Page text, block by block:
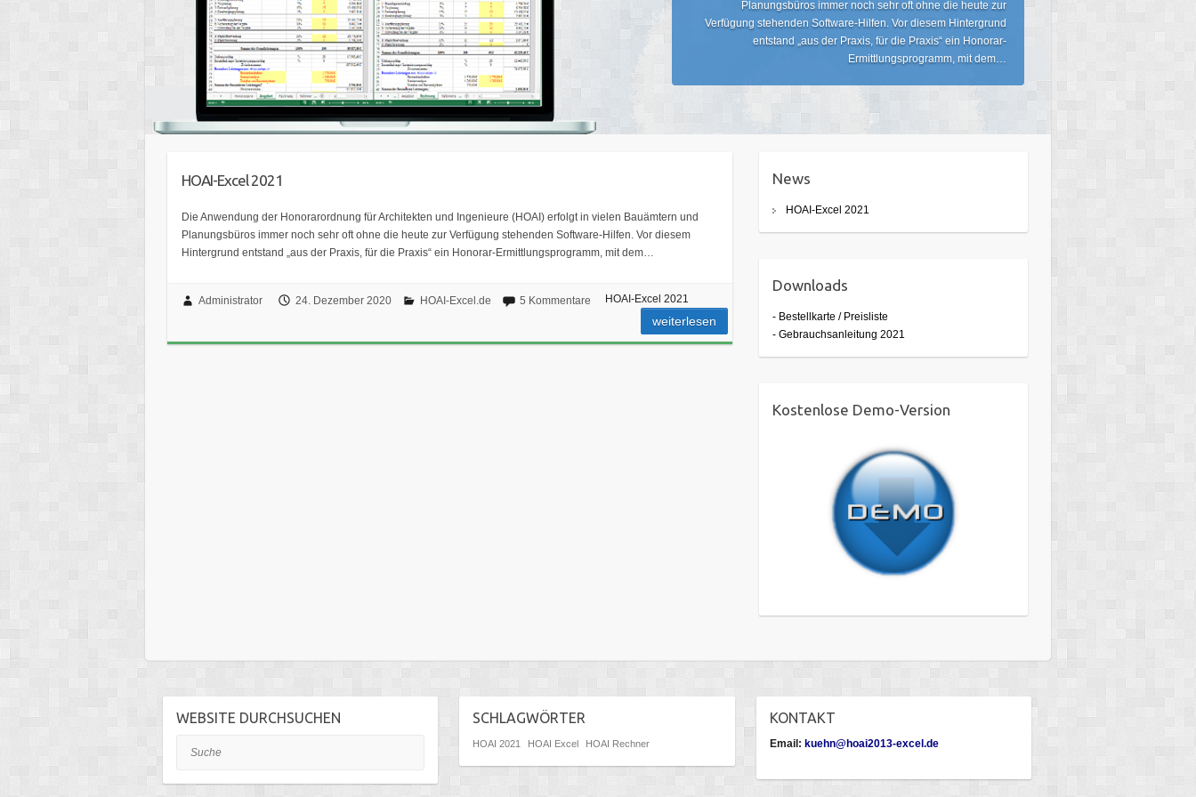
Planungsbüros immer noch sehr oft ohne die heute zur
Verfügung stehenden Software-Hilfen. Vor diesem Hintergrund
entstand „aus der Praxis, für die Praxis“ ein Honorar-
Ermittlungsprogramm, mit dem…
HOAI-Excel 2021
Die Anwendung der Honorarordnung für Architekten und Ingenieure (HOAI) erfolgt in vielen Bauämtern und
Planungsbüros immer noch sehr oft ohne die heute zur Verfügung stehenden Software-Hilfen. Vor diesem
Hintergrund entstand „aus der Praxis, für die Praxis“ ein Honorar-Ermittlungsprogramm, mit dem…
Administrator 24. Dezember 2020 HOAI-Excel.de 5 Kommentare HOAI-Excel 2021
weiterlesen
News
HOAI-Excel 2021
Downloads
- Bestellkarte / Preisliste
- Gebrauchsanleitung 2021
Kostenlose Demo-Version
WEBSITE DURCHSUCHEN SCHLAGWÖRTER
HOAI 2021 HOAI Excel HOAI Rechner
KONTAKT
Email: kuehn@hoai2013-excel.de